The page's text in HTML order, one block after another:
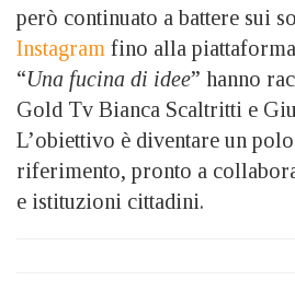
però continuato a battere sui
Instagram fino alla
“Una fucina di idee” hanno
Gold Tv Bianca Scaltritti e
L’obiettivo è diventare un
riferimento, pronto a
e istituzioni cittadini.